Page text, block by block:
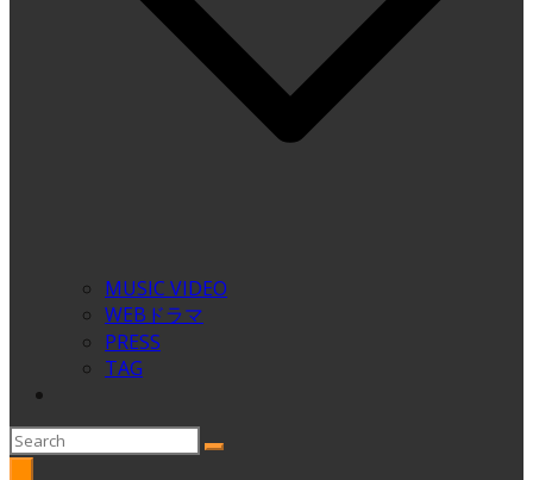
MUSIC VIDEO
WEBドラマ
PRESS
TAG